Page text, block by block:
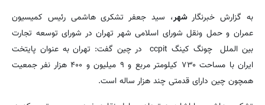
به گزارش خبرنگارشهر، سید جعفر تشکری هاشمی رئیس کمیسیون
عمران و حمل ونقل شورای اسلامی شهر تهران در شورای توسعه تجارت
بین الملل چونگ کینگ ccpit در چین گفت: تهران به عنوان پایتخت
ایران با مساحت ۷۳۰ کیلومتر مربع و ۹ میلیون و ۴۰۰ هزار نفر جمعیت
همچون چین دارای قدمتی چند هزار ساله است.